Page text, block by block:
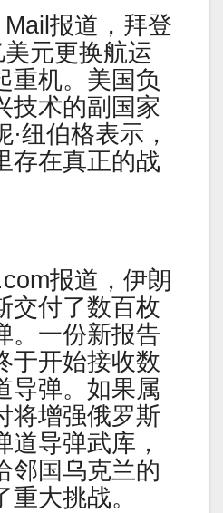
报道，拜登
元更换航运
重机。美国负
技术的副国家
纽伯格表示，
存在真正的战
报道，伊朗
交付了数百枚
。一份新报告
于开始接收数
导弹。如果属
将增强俄罗斯
道导弹武库，
邻国乌克兰的
重大挑战。